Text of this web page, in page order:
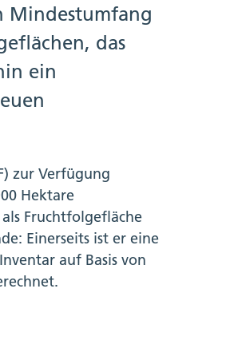
Mindestumfang
das
ein
zur Verfügung
Hektare
Fruchtfolgefläche
Einerseits ist er eine
auf Basis von